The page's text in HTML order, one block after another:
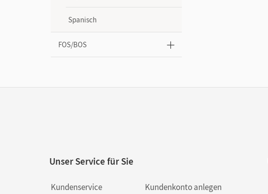
Spanisch
FOS/BOS
Unser Service für Sie
Kundenservice
Kundenkonto anlegen